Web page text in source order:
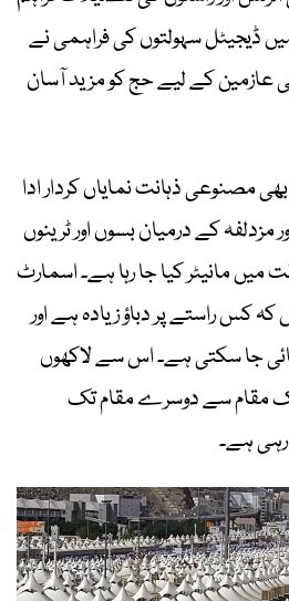
ڈیجیٹل سہولتوں کی فراہمی نے
عازمین کے لیے حج کو مزید آسان
مصنوعی ذہانت نمایاں کردار ادا
کے درمیان بسوں اور ٹرینوں
مانیٹر کیا جا رہا ہے۔ اسمارٹ
کہ کس راستے پر دباؤ زیادہ ہے اور
جا سکتی ہے۔ اس سے لاکھوں
مقام سے دوسرے مقام تک
ہے۔